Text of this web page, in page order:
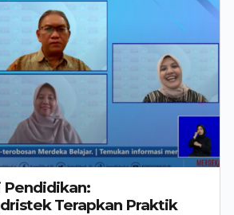
Pendidikan:
Terapkan Praktik